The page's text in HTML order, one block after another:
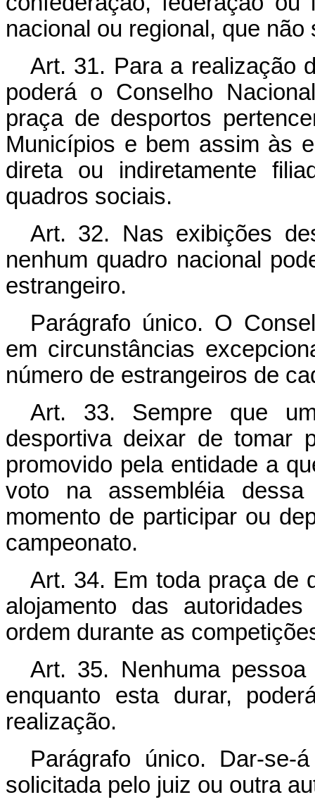
nacional ou regional, que
Art. 31. Para a realização
poderá o Conselho
praça de desportos
Municípios e bem assim às
direta ou indiretamente
quadros sociais.
Art. 32. Nas exibições
nenhum quadro nacional
estrangeiro.
Parágrafo único. O
em circunstâncias
número de estrangeiros de
Art. 33. Sempre que
desportiva deixar de tomar
promovido pela entidade a
voto na assembléia
momento de participar ou
campeonato.
Art. 34. Em toda praça de
alojamento das
ordem durante as
Art. 35. Nenhuma
enquanto esta durar,
realização.
Parágrafo único. Dar-
solicitada pelo juiz ou outra